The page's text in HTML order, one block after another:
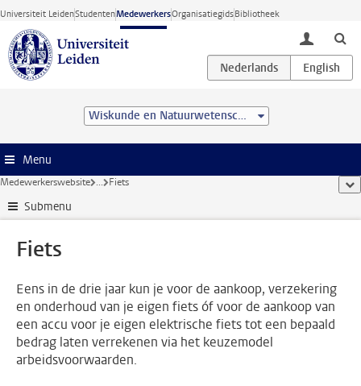
Ga direct naar de inhoud
Universiteit LeidenStudentenMedewerkersOrganisatiegidsBibliotheek
toggle
Wiskunde en Natuurwetenschappen
Menu
Medewerkerswebsite ... Fiets
Submenu
Fiets
Eens in de drie jaar kun je voor de aankoop, verzekering
en onderhoud van je eigen fiets óf voor de aankoop van
een accu voor je eigen elektrische fiets tot een bepaald
bedrag laten verrekenen via het keuzemodel
arbeidsvoorwaarden.